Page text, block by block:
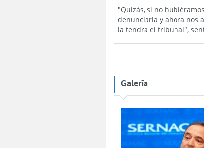
"Quizás, si no
denunciarla y ahora nos
la tendrá el tribunal",
Galería